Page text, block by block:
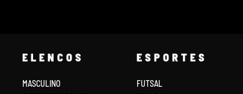
ELENCOS
MASCULINO
ESPORTES
FUTSAL